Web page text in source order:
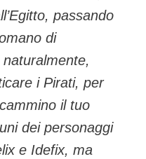
passando
di
i Pirati, per
il tuo
dei personaggi
e Idefix, ma